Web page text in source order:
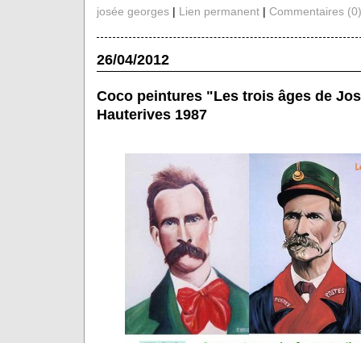
josée georges| Lien permanent| Commentaires (0)
26/04/2012
Coco peintures "Les trois âges de
Hauterives 1987